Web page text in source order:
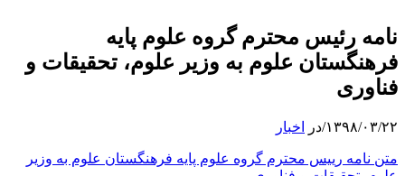
نامه رئیس محترم گروه علوم پایه
فرهنگستان علوم به وزیر علوم، تحقیقات و
فناوری
۱۳۹۸/۰۳/۲۲/در اخبار
متن نامه رییس محترم گروه علوم پایه فرهنگستان علوم به وزیر